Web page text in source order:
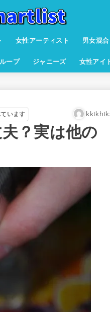
女性アーティスト 男女混
ープ ジャニーズ 女性アイ
います
？実は他の